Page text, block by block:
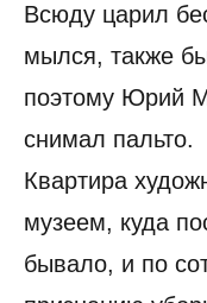
Всюду царил
мылся, также
поэтому Юрий
снимал пальто.
Квартира
музеем, куда
бывало, и по